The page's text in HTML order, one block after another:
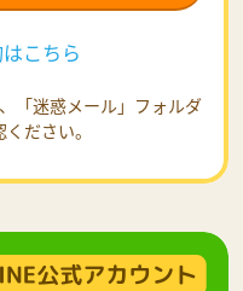
こちら
「迷惑メール」フォルダ
ださい。